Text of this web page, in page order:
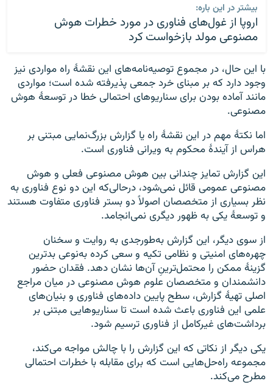
بیشتر در این باره:
اروپا از غول‌های فناوری در مورد خطرات هوش
مصنوعی مولد بازخواست کرد
با این حال، در مجموع توصیه‌نامه‌های این نقشهٔ راه مواردی نیز
وجود دارد که بر مبنای خرد جمعی پذیرفته‌ شده است؛ مواردی
مانند آماده بودن برای سناریوهای احتمالی خطا در توسعهٔ هوش
مصنوعی.
اما نکتهٔ مهم در این نقشهٔ راه یا گزارش بزرگ‌نمایی مبتنی بر
هراس از آیندهٔ محکوم به ویرانی فناوری است.
این گزارش تمایز چندانی بین هوش مصنوعی فعلی و هوش
مصنوعی عمومی قائل نمی‌شود، درحالی‌که این دو نوع فناوری به
نظر بسیاری از متخصصان اصولاً دو بستر فناوری متفاوت هستند
و توسعهٔ یکی به ظهور دیگری نمی‌انجامد.
از سوی دیگر، این گزارش به‌طورجدی به روایت و سخنان
چهره‌های امنیتی و نظامی تکیه و سعی کرده به‌نوعی بدترین
گزینهٔ ممکن را محتمل‌ترینِ آن‌ها نشان دهد. فقدان حضور
دانشمندان و متخصصان علوم هوش مصنوعی در میان مراجع
اصلی تهیهٔ گزارش، سطح پایین داده‌های فناوری و بنیان‌های
علمی این فناوری باعث شده است تا سناریوهایی مبتنی بر
برداشت‌های غیرکامل از فناوری ترسیم شود.
یکی دیگر از نکاتی که این گزارش را با چالش مواجه می‌کند،
مجموعه راه‌حل‌هایی است که برای مقابله با خطرات احتمالی
مطرح می‌کند.